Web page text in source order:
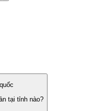
tại tỉnh nào?